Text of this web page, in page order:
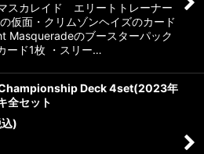
スカレイド エリートトレーナー
仮面・クリムゾンヘイズのカード
Masqueradeのブースターパック
ード1枚 ・スリー…
Deck 4set(2023年
全セット
)